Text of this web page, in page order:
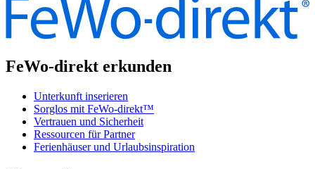
FeWo-direkt erkunden
Unterkunft inserieren
Sorglos mit FeWo-direkt™
Vertrauen und Sicherheit
Ressourcen für Partner
Ferienhäuser und Urlaubsinspiration